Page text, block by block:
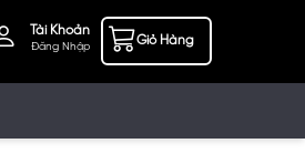
Tài Khoản
Đăng Nhập Giỏ Hàng